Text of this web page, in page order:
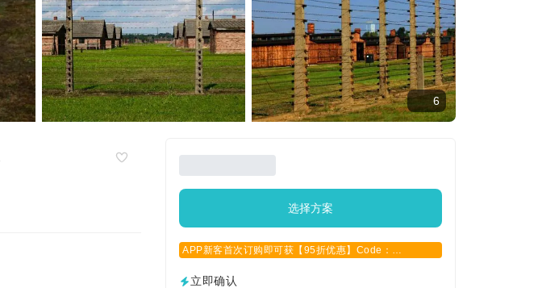
6
选择方案
APP新客首次订购即可获【95折优惠】Code：
立即确认